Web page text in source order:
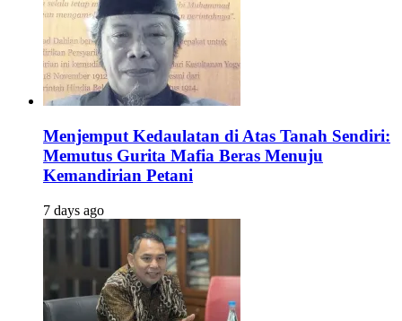
Menjemput Kedaulatan di Atas Tanah Sendiri:
Memutus Gurita Mafia Beras Menuju
Kemandirian Petani
7 days ago